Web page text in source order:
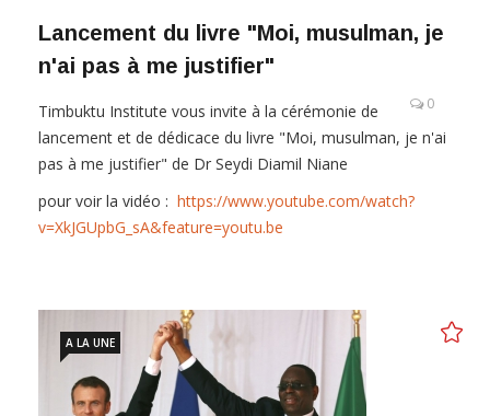
Lancement du livre "Moi, musulman, je
n'ai pas à me justifier"
0
Timbuktu Institute vous invite à la cérémonie de
lancement et de dédicace du livre "Moi, musulman, je n'ai
pas à me justifier" de Dr Seydi Diamil Niane
pour voir la vidéo : https://www.youtube.com/watch?
v=XkJGUpbG_sA&feature=youtu.be
A LA UNE